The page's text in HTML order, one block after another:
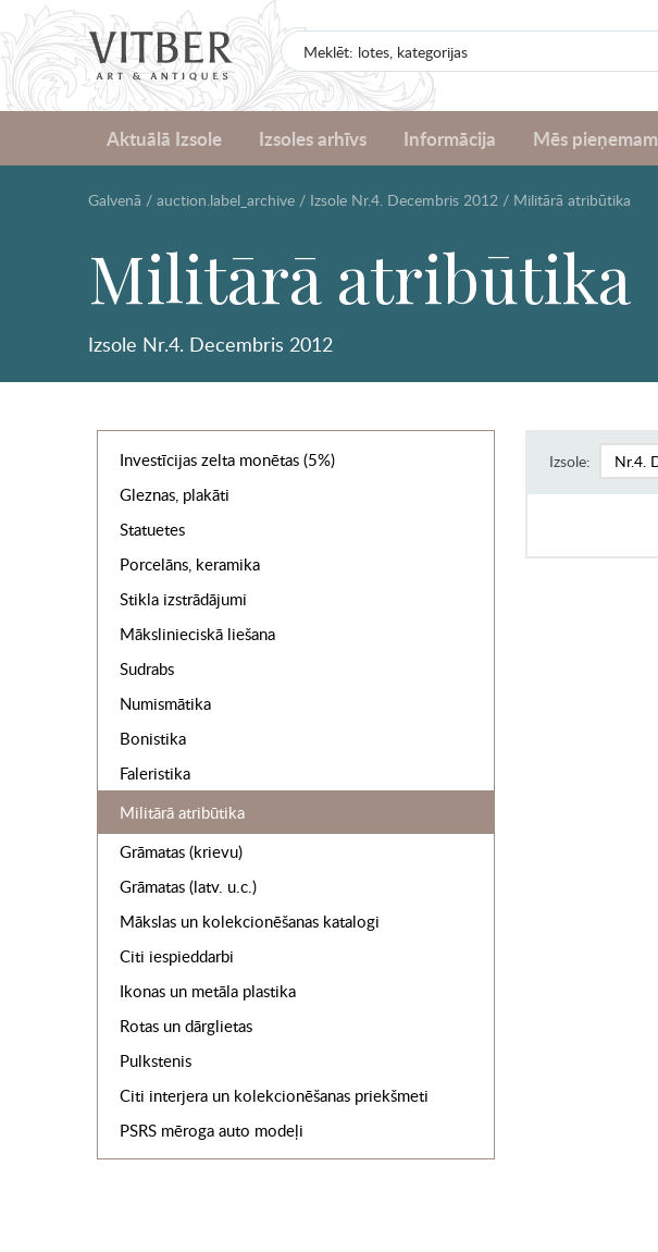
Aktuālā Izsole Izsoles arhīvs Informācija Mēs pieņemam
Galvenā / auction.label_archive / Izsole Nr.4. Decembris 2012 / Militārā atribūtika
Militārā atribūtika
Izsole Nr.4. Decembris 2012
Investīcijas zelta monētas (5%)
Gleznas, plakāti
Statuetes
Porcelāns, keramika
Stikla izstrādājumi
Mākslinieciskā liešana
Sudrabs
Numismātika
Bonistika
Faleristika
Militārā atribūtika
Grāmatas (krievu)
Grāmatas (latv. u.c.)
Mākslas un kolekcionēšanas katalogi
Citi iespieddarbi
Ikonas un metāla plastika
Rotas un dārglietas
Pulkstenis
Citi interjera un kolekcionēšanas priekšmeti
PSRS mēroga auto modeļi
Izsole: